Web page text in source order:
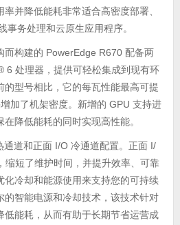
并降低能耗非常适合高密度部署、
事务处理和云原生应用程序。
而构建的 PowerEdge R670 配备两
6 处理器，提供可轻松集成到现有环
的型号相比，它的每瓦性能最高可提
加了机架密度。新增的 GPU 支持进
降低能耗的同时实现高性能。
通道和正面 I/O 冷通道配置。正面 I/
缩短了维护时间，并提升效率、可靠
化冷却和能源使用来支持您的可持续
的智能电源和冷却技术，该技术针对
低能耗，从而有助于长期节省运营成